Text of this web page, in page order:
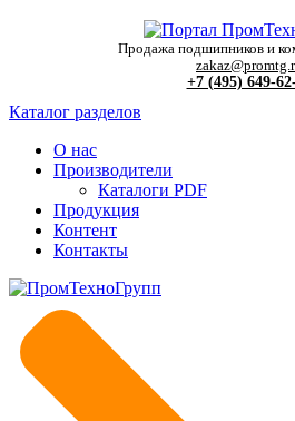
Продажа подшипников и
+7 (495) 649-
Каталог разделов
О нас
Производители
Каталоги PDF
Продукция
Контент
Контакты